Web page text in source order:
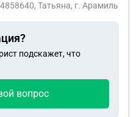
отцовства сразу ?
Татьяна, г. Арамиль
подскажет, что
вопрос